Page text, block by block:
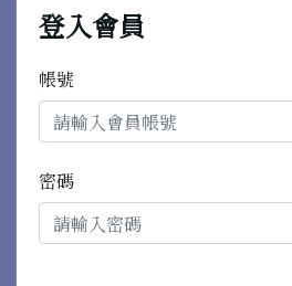
登入會員
帳號
密碼